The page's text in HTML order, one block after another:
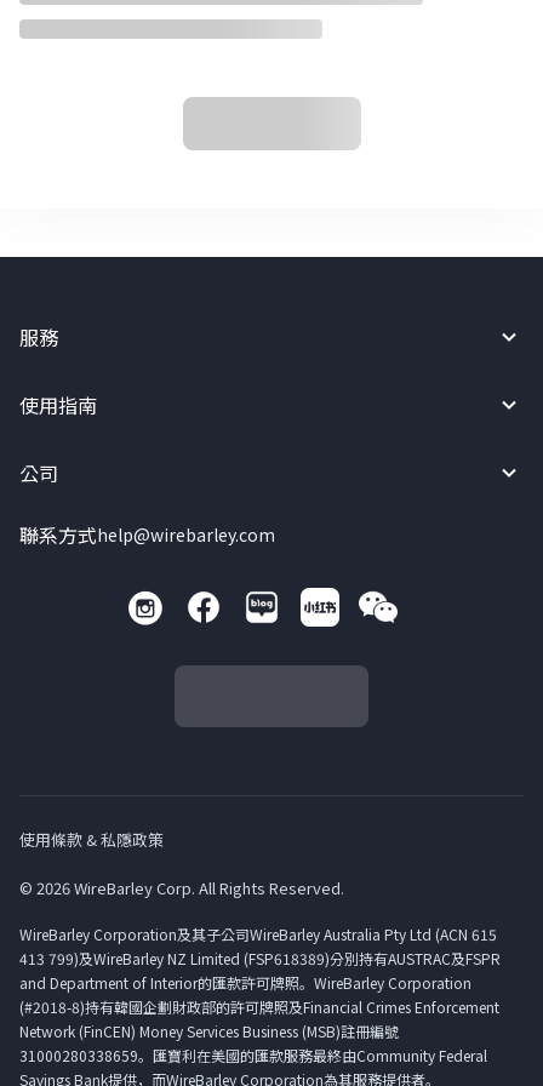
服務
使用指南
公司
聯系方式help@wirebarley.com
使用條款 & 私隱政策
© 2026 WireBarley Corp. All Rights Reserved.
WireBarley Corporation及其子公司WireBarley Australia Pty Ltd (ACN 615
413 799)及WireBarley NZ Limited (FSP618389)分別持有AUSTRAC及FSPR
and Department of Interior的匯款許可牌照。WireBarley Corporation
(#2018-8)持有韓國企劃財政部的許可牌照及Financial Crimes Enforcement
Network (FinCEN) Money Services Business (MSB)註冊編號
31000280338659。匯寶利在美國的匯款服務最終由Community Federal
Savings Bank提供，而WireBarley Corporation為其服務提供者。